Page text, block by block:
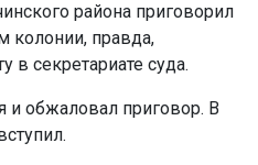
района приговорил
колонии, правда,
в секретариате суда.
и обжаловал приговор. В